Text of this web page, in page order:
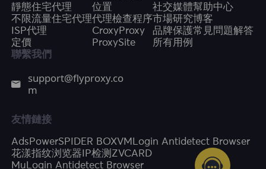
靜態住宅代理
不限流量住宅代理
ISP代理
定價
位置
代理檢查程序
CroxyProxy
ProxySite
社交媒體
市場研究
品牌保護
所有用例
幫助中心
博客
常見問題解答
聯繫我們
support@flyproxy.co
m
友情鏈接
AdsPowerSPIDER BOXVMLogin Antidetect Browser
花漾指纹浏览器 IP检测 ZVCARD
MuLogin Antidetect Browser